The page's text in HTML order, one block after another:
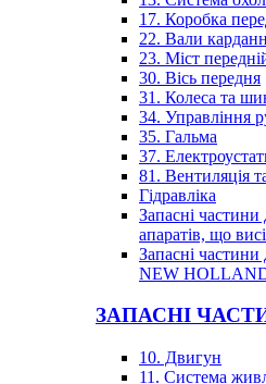
17. Коробка
22. Вали
23. Міст
30. Вісь передня
31. Колеса та
34. Управління
35. Гальма
37.
81. Вентиляція
Гідравліка
Запасні
апаратів, що
Запасні
NEW
ЗАПАСНІ
10. Двигун
11. Система